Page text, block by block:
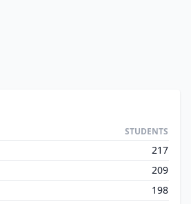
STUDENTS
217
209
198